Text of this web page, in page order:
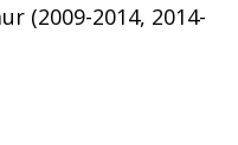
(2009-2014, 2014-